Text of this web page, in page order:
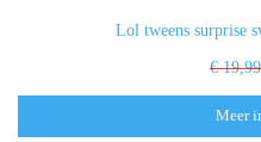
Lol tweens surprise
€ 19,99
Meer